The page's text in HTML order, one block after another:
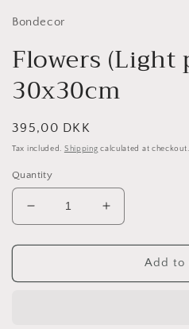
Bondecor
Flowers (Light
30x30cm
Regular
price
395,00 DKK
Tax included. Shipping calculated at checkout.
Quantity
Decrease
quantity
for
(Light
Increase
quantity
for
Flowers
(Light
Add to